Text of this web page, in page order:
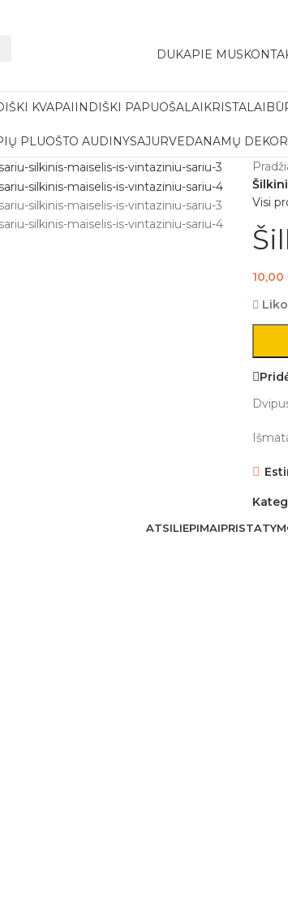
DUKAPIE MUS
KVAPAI INDIŠKI PAPUOŠALAI KRISTALAI
PLUOŠTO AUDINYSAJURVEDANAMŲ
Visi
10,00
Liko
ATSILIEPIMAI